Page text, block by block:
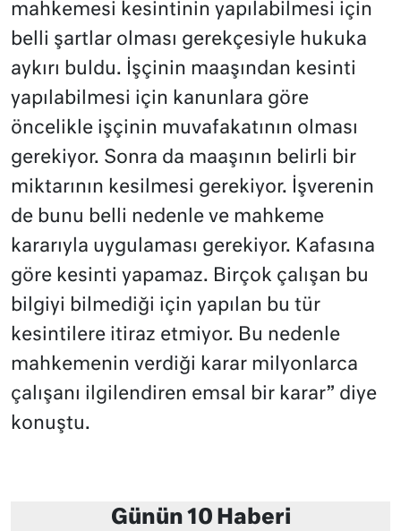
mahkemesi kesintinin yapılabilmesi için
belli şartlar olması gerekçesiyle hukuka
aykırı buldu. İşçinin maaşından kesinti
yapılabilmesi için kanunlara göre
öncelikle işçinin muvafakatının olması
gerekiyor. Sonra da maaşının belirli bir
miktarının kesilmesi gerekiyor. İşverenin
de bunu belli nedenle ve mahkeme
kararıyla uygulaması gerekiyor. Kafasına
göre kesinti yapamaz. Birçok çalışan bu
bilgiyi bilmediği için yapılan bu tür
kesintilere itiraz etmiyor. Bu nedenle
mahkemenin verdiği karar milyonlarca
çalışanı ilgilendiren emsal bir karar” diye
konuştu.
Günün 10 Haberi